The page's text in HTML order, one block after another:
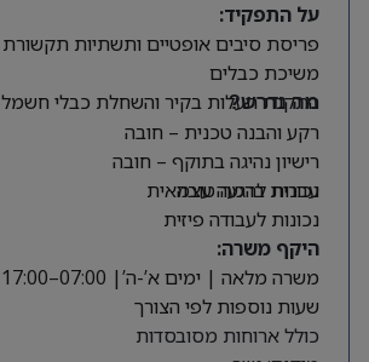
על התפקיד:
פריסת סיבים אופטיים ותשתיות תקשורת
משיכת כבלים
התקנת תעלות בקיר והשחלת כבלי חשמל
מה נדרש?
רקע והבנה טכנית – חובה
רישיון נהיגה בתוקף – חובה
עברית ברמה טובה
נכונות להגעה עצמאית
נכונות לעבודה פיזית
היקף משרה:
משרה מלאה | ימים א’-ה’| 07:00–17:00
שעות נוספות לפי הצורך
כולל ארוחות מסובסדות